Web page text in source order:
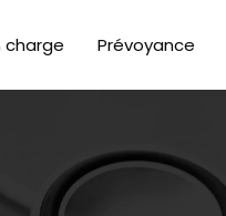
charge Prévoyance